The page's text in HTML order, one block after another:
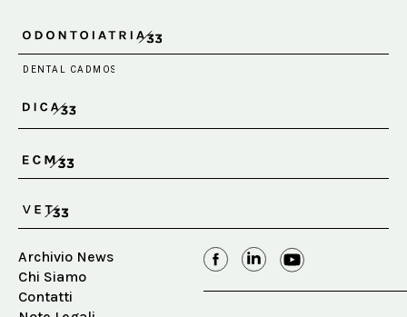
Archivio News
Chi Siamo
Contatti